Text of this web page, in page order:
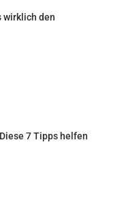
wirklich den
7 Tipps helfen